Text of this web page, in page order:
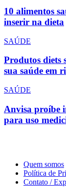
10 alimentos
inserir na dieta
SAÚDE
Produtos diets
sua saúde em
SAÚDE
Anvisa proíbe
para uso
Quem somos
Política de
Contato /